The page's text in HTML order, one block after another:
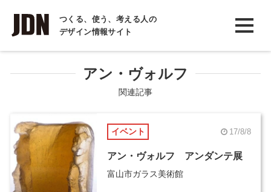
つくる、使う、考える人の
デザイン情報サイト
INTERVIEW
インタビュー
REPORT
コラム
アン・ヴォルフ
関連記事
イベント 17/8/8
アン・ヴォルフ アンダンテ展
富山市ガラス美術館